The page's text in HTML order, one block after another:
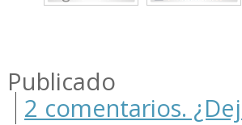
Publicado
2 comentarios.